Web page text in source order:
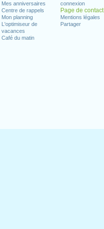
Mes anniversaires
Centre de rappels
Mon planning
L'optimiseur de
vacances
Café du matin
connexion
Page de contact
Mentions légales
Partager